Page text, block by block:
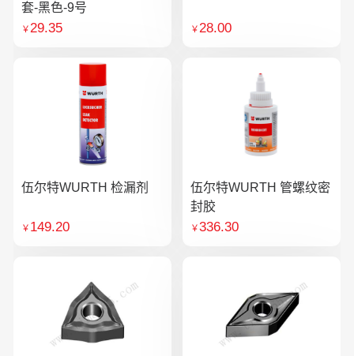
套-黑色-9号
￥29.35 ￥28.00
伍尔特WURTH 检漏剂
￥ 149.20
伍尔特WURTH 管螺纹密
封胶
￥336.30